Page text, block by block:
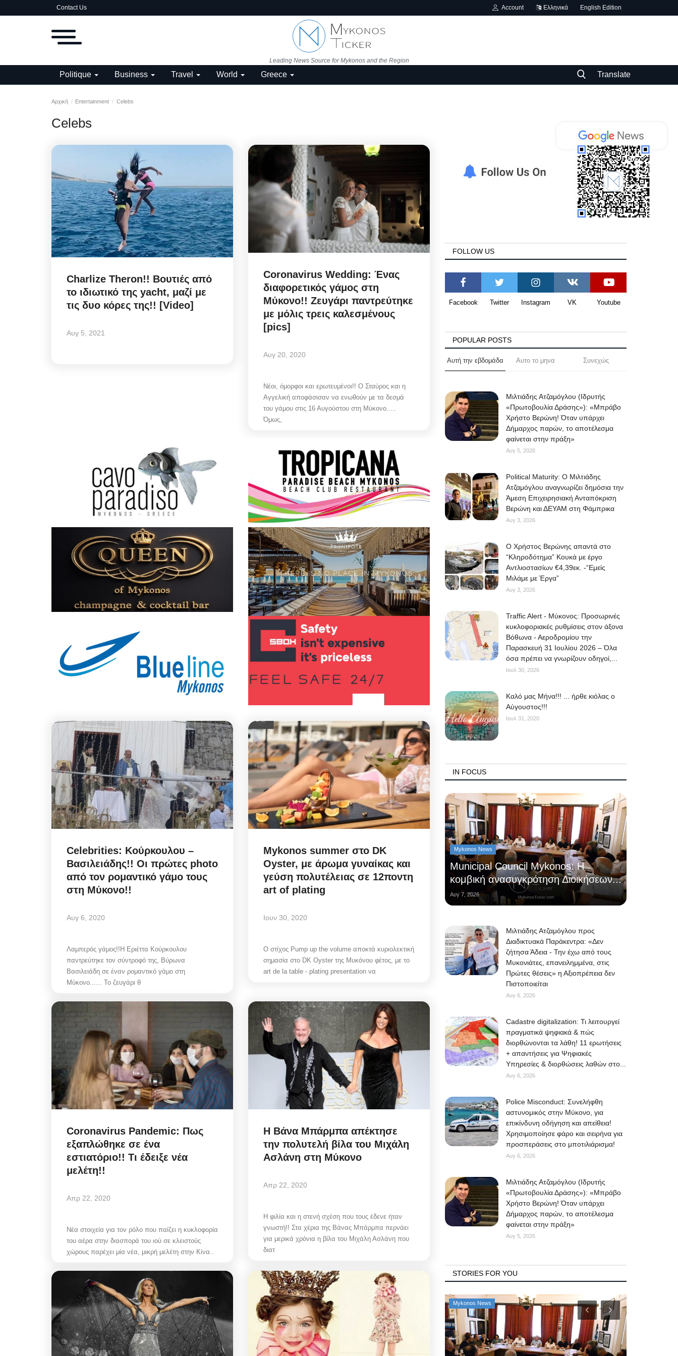
Contact Us Account Ελληνικά English Edition
Leading News Source for Mykonos and the Region
Politique Business Travel World Greece Translate
Αρχική Entertainment Celebs
Celebs
Charlize Theron!! Βουτιές από
το ιδιωτικό της yacht, μαζί με
τις δυο κόρες της!! [Video]
Αυγ 5, 2021
Coronavirus Wedding: Ένας
διαφορετικός γάμος στη
Μύκονο!! Ζευγάρι παντρεύτηκε
με μόλις τρεις καλεσμένους
[pics]
Αυγ 20, 2020
Νέοι, όμορφοι και ερωτευμένοι!! Ο Σταύρος και η
Αγγελική αποφάσισαν να ενωθούν με τα δεσμά
του γάμου στις 16 Αυγούστου στη Μύκονο.....
Όμως,
Celebrities: Κούρκουλου –
Βασιλειάδης!! Οι πρώτες photo
από τον ρομαντικό γάμο τους
στη Μύκονο!!
Αυγ 6, 2020
Λαμπερός γάμος!!Η Εριέττα Κούρκουλου
παντρεύτηκε τον σύντροφό της, Βύρωνα
Βασιλειάδη σε έναν ρομαντικό γάμο στη
Μύκονο...... Το ζευγάρι θ
Mykonos summer στο DK
Oyster, με άρωμα γυναίκας και
γεύση πολυτέλειας σε 12ποντη
art of plating
Ιουν 30, 2020
Ο στίχος Pump up the volume αποκτά κυριολεκτική
σημασία στο DK Oyster της Μυκόνου φέτος, με το
art de la table - plating presentation να
Coronavirus Pandemic: Πως
εξαπλώθηκε σε ένα
εστιατόριο!! Τι έδειξε νέα
μελέτη!!
Απρ 22, 2020
Νέα στοιχεία για τον ρόλο που παίζει η κυκλοφορία
του αέρα στην διασπορά του ιού σε κλειστούς
χώρους παρέχει μία νέα, μικρή μελέτη στην Κίνα..
Η Βάνα Μπάρμπα απέκτησε
την πολυτελή βίλα του Μιχάλη
Ασλάνη στη Μύκονο
Απρ 22, 2020
Η φιλία και η στενή σχέση που τους έδενε ήταν
γνωστή!! Στα χέρια της Βάνας Μπάρμπα περνάει
για μερικά χρόνια η βίλα του Μιχάλη Ασλάνη που
διατ
FOLLOW US
Facebook Twitter Instagram VK Youtube
POPULAR POSTS
Αυτή την εβδομάδα Αυτο το μηνα Συνεχώς
Μιλτιάδης Ατζαμόγλου (Ιδρυτής
«Πρωτοβουλία Δράσης»): «Μπράβο
Χρήστο Βερώνη! Όταν υπάρχει
Δήμαρχος παρών, το αποτέλεσμα
φαίνεται στην πράξη»
Αυγ 5, 2026
Political Maturity: Ο Μιλτιάδης
Ατζαμόγλου αναγνωρίζει δημόσια την
Άμεση Επιχειρησιακή Ανταπόκριση
Βερώνη και ΔΕΥΑΜ στη Φάμπρικα
Αυγ 3, 2026
O Χρήστος Βερώνης απαντά στο
“Κληροδότημα” Κουκά με έργο
Αντλιοστασίων €4,39εκ. -“Εμείς
Μιλάμε με Έργα”
Αυγ 3, 2026
Traffic Alert - Μύκονος: Προσωρινές
κυκλοφοριακές ρυθμίσεις στον άξονα
Βόθωνα - Αεροδρομίου την
Παρασκευή 31 Ιουλίου 2026 – Όλα
όσα πρέπει να γνωρίζουν οδηγοί,...
Ιουλ 30, 2026
Kαλό μας Μήνα!!! ... ήρθε κιόλας ο
Αύγουστος!!!
Ιουλ 31, 2020
IN FOCUS
Mykonos News
Municipal Council Mykonos: Η
κομβική ανασυγκρότηση Διοικήσεων...
Αυγ 7, 2026
Μιλτιάδης Ατζαμόγλου προς
Διαδικτυακά Παράκεντρα: «Δεν
ζήτησα Άδεια - Την έχω από τους
Μυκονιάτες, επανειλημμένα, στις
Πρώτες θέσεις» η Αξιοπρέπεια δεν
Πιστοποιείται
Αυγ 6, 2026
Cadastre digitalization: Τι λειτουργεί
πραγματικά ψηφιακά & πώς
διορθώνονται τα λάθη! 11 ερωτήσεις
+ απαντήσεις για Ψηφιακές
Υπηρεσίες & διορθώσεις λαθών στο...
Αυγ 6, 2026
Police Misconduct: Συνελήφθη
αστυνομικός στην Μύκονο, για
επικίνδυνη οδήγηση και απείθεια!
Χρησιμοποίησε φάρο και σειρήνα για
προσπεράσεις στο μποτιλιάρισμα!
Αυγ 6, 2026
Μιλτιάδης Ατζαμόγλου (Ιδρυτής
«Πρωτοβουλία Δράσης»): «Μπράβο
Χρήστο Βερώνη! Όταν υπάρχει
Δήμαρχος παρών, το αποτέλεσμα
φαίνεται στην πράξη»
Αυγ 5, 2026
STORIES FOR YOU
Mykonos Δ.Ε.Υ.Α. Μυκόνου Mykonos News Mykonos News